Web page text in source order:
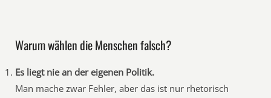
Warum wählen die Menschen falsch?
Es liegt nie an der eigenen Politik.
Man mache zwar Fehler, aber das ist nur rhetorisch